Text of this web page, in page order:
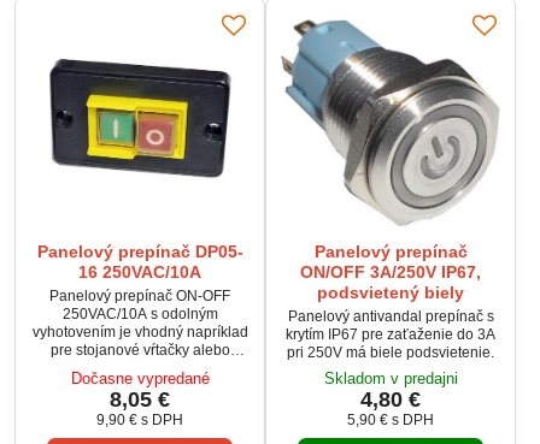
Panelový prepínač DP05-
16 250VAC/10A
Panelový prepínač ON-OFF
250VAC/10A s odolným
vyhotovením je vhodný napríklad
pre stojanové vŕtačky alebo
vodeodolnými tlačidlami s
gumovou krytkou pre vyššiu
bezpečnosť. Montáž pomocou
skrutiek s roztečou 75 mm, otvor
Dočasne vypredané
8,05 €
9,90 € s DPH
Panelový prepínač
ON/OFF 3A/250V IP67,
podsvietený biely
Panelový antivandal prepínač s
krytím IP67 pre zaťaženie do 3A
pri 250V má biele podsvietenie.
Skladom v predajni
4,80 €
5,90 € s DPH